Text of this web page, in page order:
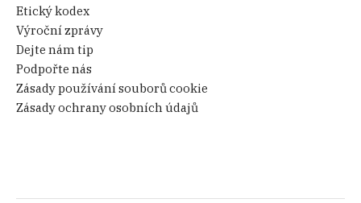
Etický kodex
Výroční zprávy
Dejte nám tip
Podpořte nás
Zásady používání souborů cookie
Zásady ochrany osobních údajů